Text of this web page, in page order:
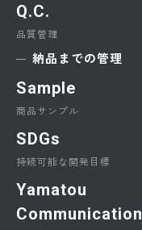
Q.C.
品質管理
納品までの管理
Sample
商品サンプル
SDGs
持続可能な開発目標
Yamatou
Communication